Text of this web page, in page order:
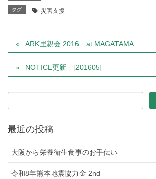
タグ 災害支援
ARK里親会 2016 at MAGATAMA
NOTICE更新 [201605]
最近の投稿
大阪から栄養衛生食事のお手伝い
令和8年熊本地震協力金 2nd